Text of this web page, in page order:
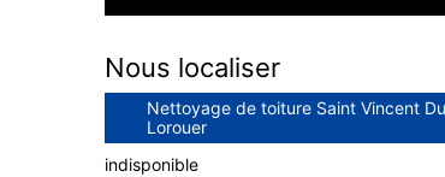
Nous localiser
Nettoyage de toiture Saint Vincent Du
Lorouer
indisponible